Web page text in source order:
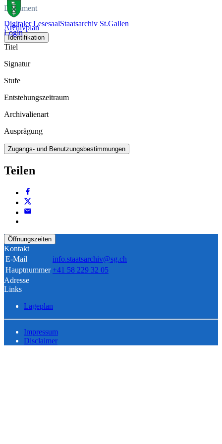
Digitaler LesesaalStaatsarchiv St.Gallen
Login
Dokument
Archivplan
Identifikation
Titel
Signatur
Stufe
Entstehungszeitraum
Archivalienart
Ausprägung
Zugangs- und Benutzungsbestimmungen
Teilen
Öffnungszeiten
Kontakt
E-Mail
info.staatsarchiv@sg.ch
Hauptnummer +41 58 229 32 05
Adresse
Links
Lageplan
Impressum
Disclaimer